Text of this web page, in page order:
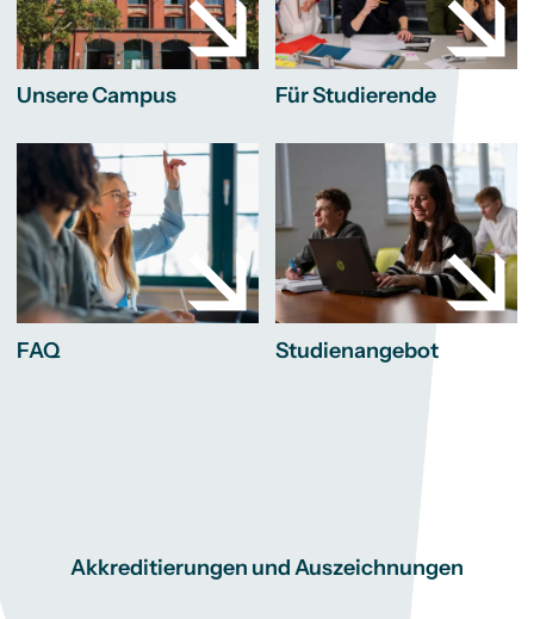
Unsere Campus Für Studierende
FAQ Studienangebot
Akkreditierungen und Auszeichnungen